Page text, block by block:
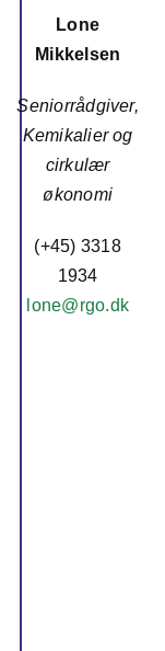
Lone
Mikkelsen
Seniorrådgiver,
Kemikalier og
cirkulær
økonomi
(+45) 3318
1934
lone@rgo.dk